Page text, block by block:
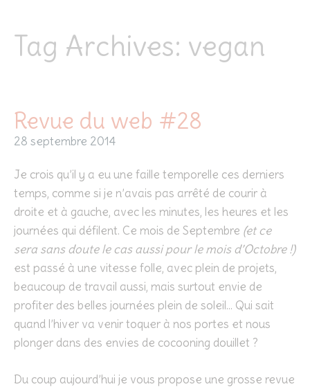
Tag Archives: vegan
Revue du web #28
28 septembre 2014
Je crois qu’il y a eu une faille temporelle ces derniers
temps, comme si je n’avais pas arrêté de courir à
droite et à gauche, avec les minutes, les heures et les
journées qui défilent. Ce mois de Septembre (et ce
sera sans doute le cas aussi pour le mois d’Octobre !)
est passé à une vitesse folle, avec plein de projets,
beaucoup de travail aussi, mais surtout envie de
profiter des belles journées plein de soleil… Qui sait
quand l’hiver va venir toquer à nos portes et nous
plonger dans des envies de cocooning douillet ?
Du coup aujourd’hui je vous propose une grosse revue